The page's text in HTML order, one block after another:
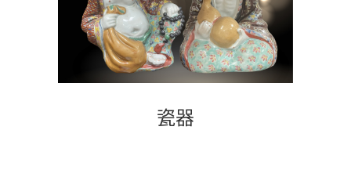
瓷器